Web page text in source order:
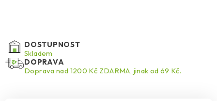
DOSTUPNOST
Skladem
DOPRAVA
Doprava nad 1200 Kč ZDARMA, jinak od 69 Kč.